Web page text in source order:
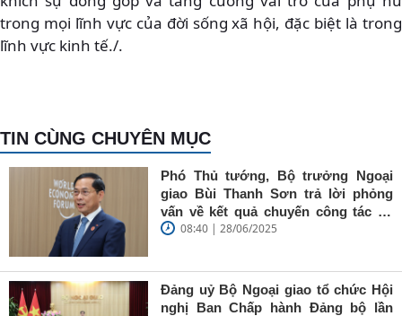
trong mọi lĩnh vực của đời sống xã hội, đặc biệt là trong
lĩnh vực kinh tế./.
TIN CÙNG CHUYÊN MỤC
Phó Thủ tướng, Bộ trưởng Ngoại
giao Bùi Thanh Sơn trả lời phỏng
vấn về kết quả chuyến công tác tại
Trung Quốc của Thủ tướng Chính
08:40 | 28/06/2025
Đảng uỷ Bộ Ngoại giao tổ chức Hội
nghị Ban Chấp hành Đảng bộ lần